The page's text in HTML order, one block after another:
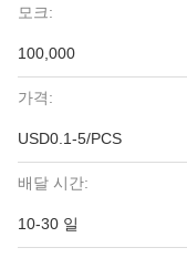
모크:
100,000
가격:
USD0.1-5/PCS
배달 시간:
10-30 일